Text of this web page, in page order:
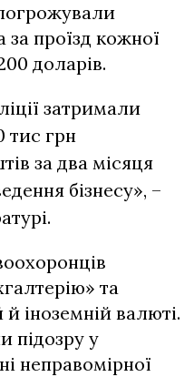
проїзд кожної
доларів.
затримали
тис грн
за два місяця
бізнесу», –
та
й іноземній валюті.
підозру у
неправомірної